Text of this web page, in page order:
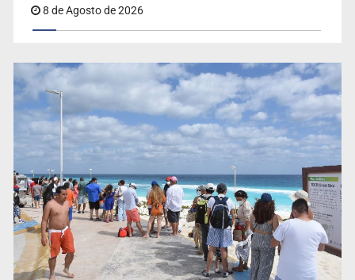
EU reanudará este sábado inspecciones de aguacate en
Michoacán
8 de Agosto de 2026